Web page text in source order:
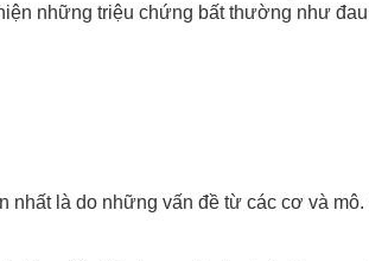
những triệu chứng bất thường như
nhất là do những vấn đề từ các cơ và